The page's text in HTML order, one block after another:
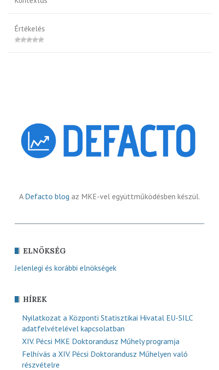
Értékelés
A Defacto blog az MKE-vel együttműködésben készül.
ELNÖKSÉG
Jelenlegi és korábbi elnökségek
HÍREK
Nyilatkozat a Központi Statisztikai Hivatal EU-SILC
adatfelvételével kapcsolatban
XIV. Pécsi MKE Doktorandusz Műhely programja
Felhívás a XIV. Pécsi Doktorandusz Műhelyen való
részvételre